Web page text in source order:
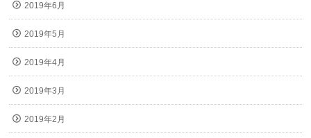
2019年6月
2019年5月
2019年4月
2019年3月
2019年2月